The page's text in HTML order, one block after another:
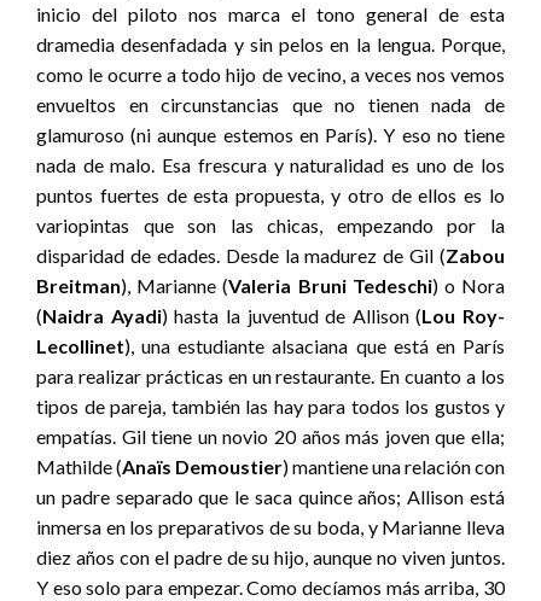
inicio del piloto nos marca el tono general de esta
dramedia desenfadada y sin pelos en la lengua. Porque,
como le ocurre a todo hijo de vecino, a veces nos vemos
envueltos en circunstancias que no tienen nada de
glamuroso (ni aunque estemos en París). Y eso no tiene
nada de malo. Esa frescura y naturalidad es uno de los
puntos fuertes de esta propuesta, y otro de ellos es lo
variopintas que son las chicas, empezando por la
disparidad de edades. Desde la madurez de Gil (Zabou
Breitman), Marianne (Valeria Bruni Tedeschi) o Nora
(Naidra Ayadi) hasta la juventud de Allison (Lou Roy-
Lecollinet), una estudiante alsaciana que está en París
para realizar prácticas en un restaurante. En cuanto a los
tipos de pareja, también las hay para todos los gustos y
empatías. Gil tiene un novio 20 años más joven que ella;
Mathilde (Anaïs Demoustier) mantiene una relación con
un padre separado que le saca quince años; Allison está
inmersa en los preparativos de su boda, y Marianne lleva
diez años con el padre de su hijo, aunque no viven juntos.
Y eso solo para empezar. Como decíamos más arriba, 30